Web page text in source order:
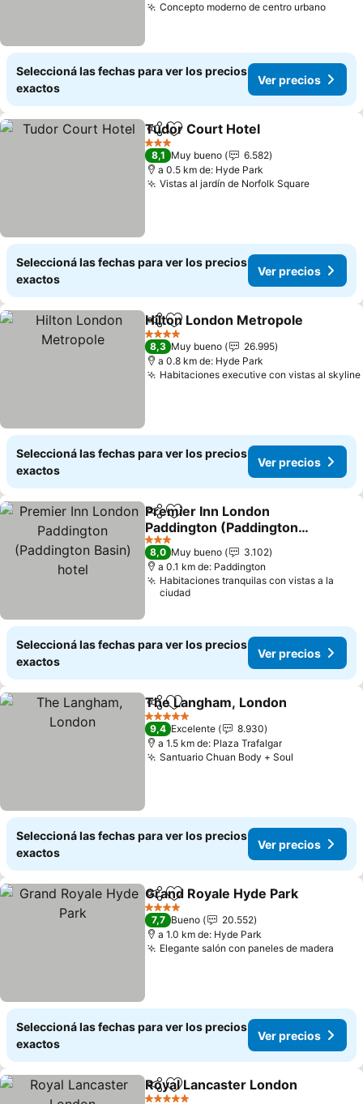
Concepto moderno de centro urbanoVer
Seleccioná las fechas para ver los precios
exactos
Ver precios
Compartir
Añadir a favoritos
Tudor Court Hotel
3 Estrellas
8,1 Muy bueno
6.582
a 0.5 km de: Hyde Park
Vistas al jardín de Norfolk SquareVer
Seleccioná las fechas para ver los precios
exactos
Ver precios
CompartirAñadir a favoritos
Hilton London Metropole
4 Estrellas
8,3 Muy bueno
26.995
a 0.8 km de: Hyde Park
Habitaciones executive con vistas al skyline
Seleccioná las fechas para ver los precios
exactos
Ver precios
CompartirAñadir a favoritos
Premier Inn London
Paddington (Paddington
Basin) hotel
Ver precios
3 Estrellas
8,0 Muy bueno
3.102
a 0.1 km de: Paddington
Habitaciones tranquilas con vistas a la
ciudad
Seleccioná las fechas para ver los precios
exactos
Ver precios
Compartir
Añadir a favoritos
The Langham, London
5 Estrellas
9,4 Excelente
8.930
a 1.5 km de: Plaza Trafalgar
Santuario Chuan Body + Soul
Seleccioná las fechas para ver los precios
exactos
Ver precios
CompartirAñadir a favoritos
Grand Royale Hyde Park
4 Estrellas
7,7 Bueno
20.552
a 1.0 km de: Hyde Park
Elegante salón con paneles de madera
Seleccioná las fechas para ver los precios
exactos
Ver precios
CompartirAñadir a favoritos
Royal Lancaster London